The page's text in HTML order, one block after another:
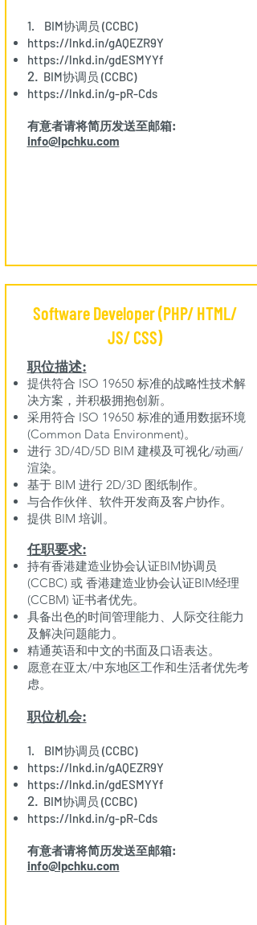
1. BIM协调员 (CCBC)
https://lnkd.in/gAQEZR9Y
https://lnkd.in/gdESMYYf
2. BIM协调员 (CCBC)
https://lnkd.in/g-pR-Cds
有意者请将简历发送至邮箱:
info@lpchku.com
Software Developer (PHP/ HTML/
JS/ CSS)
职位描述:
提供符合 ISO 19650 标准的战略性技术解
决方案，并积极拥抱创新。
采用符合 ISO 19650 标准的通用数据环境
(Common Data Environment)。
进行 3D/4D/5D BIM 建模及可视化/动画/
渲染。
基于 BIM 进行 2D/3D 图纸制作。
与合作伙伴、软件开发商及客户协作。
提供 BIM 培训。
任职要求:​
持有香港建造业协会认证BIM协调员
(CCBC) 或 香港建造业协会认证BIM经理
(CCBM) 证书者优先。
具备出色的时间管理能力、人际交往能力
及解决问题能力。
精通英语和中文的书面及口语表达。
愿意在亚太/中东地区工作和生活者优先考
虑。
职位机会:
1. BIM协调员 (CCBC)
https://lnkd.in/gAQEZR9Y
https://lnkd.in/gdESMYYf
2. BIM协调员 (CCBC)
https://lnkd.in/g-pR-Cds
有意者请将简历发送至邮箱:
info@lpchku.com